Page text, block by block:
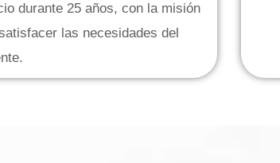
durante 25 años, con la misión
las necesidades del